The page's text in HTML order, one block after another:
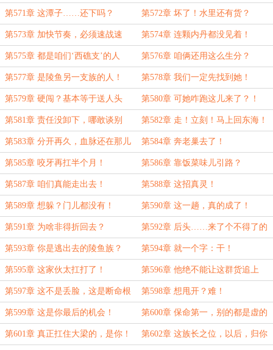
走！
第571章 这潭子……还下吗？ 第572章 坏了！水里还有货？
第573章 加快节奏，必须速战速
决！
第574章 连颗内丹都没见着！
第575章 都是咱们‘西礁支’的人 第576章 咱俩还用这么生分？
第577章 是陵鱼另一支族的人！ 第578章 我们一定先找到她！
第579章 硬闯？基本等于送人头 第580章 可她咋跑这儿来了？！
第581章 责任没卸下，哪敢谈别
的？
第582章 走！立刻！马上回东海！
第583章 分开再久，血脉还在那儿 第584章 奔老巢去了！
第585章 咬牙再扛半个月！ 第586章 靠饭菜味儿引路？
第587章 咱们真能走出去！ 第588章 这招真灵！
第589章 想躲？门儿都没有！ 第590章 这一趟，真的成了！
第591章 为啥非得折回去？ 第592章 后头……来了个不得了的
玩意儿！
第593章 你是逃出去的陵鱼族？ 第594章 就一个字：干！
第595章 这家伙太扛打了！ 第596章 他绝不能让这群货追上
去！
第597章 这不是丢脸，这是断命根
子！
第598章 想甩开？难！
第599章 这是你最后的机会！ 第600章 保命第一，别的都是虚的
第601章 真正扛住大梁的，是你！ 第602章 这族长之位，以后，归你